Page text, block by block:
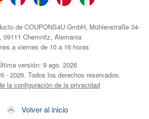
de COUPONS4U GmbH, Mühlenstraße 34-
09111 Chemnitz, Alemania
a viernes de 10 a 16 horas
versión: 9 ago. 2026
- 2026. Todos los derechos reservados.
la configuración de la privacidad
Volver al inicio